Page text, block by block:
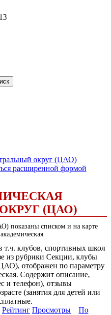
округ (ЦАО)
расширенной формой
(ЦАО)
показаны списком и на карте
т.ч. клубов, спортивных школ
из рубрики Секции, клубы
отображен по параметру
Содержит описание,
и телефон), отзывы
(занятия для детей или
Рейтинг Просмотры
По